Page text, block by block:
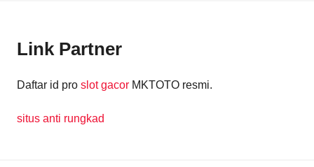
Link Partner
Daftar id pro slot gacor MKTOTO resmi.
situs anti rungkad